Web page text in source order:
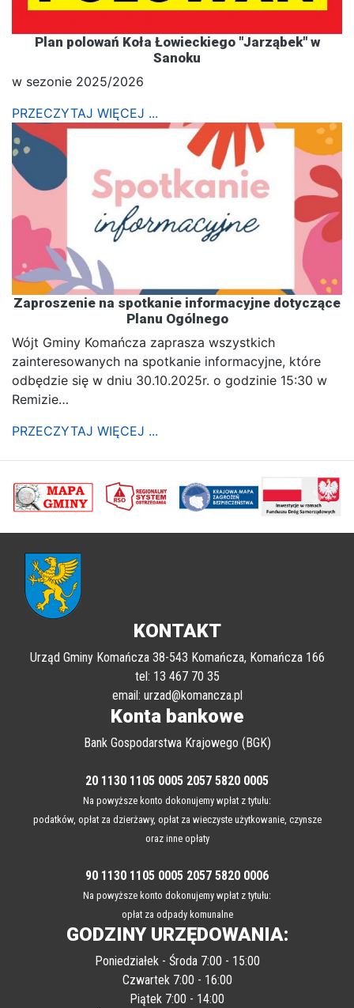
Plan polowań Koła Łowieckiego "Jarząbek" w
Sanoku
w sezonie 2025/2026
PRZECZYTAJ WIĘCEJ ...
Zaproszenie na spotkanie informacyjne dotyczące
Planu Ogólnego
Wójt Gminy Komańcza zaprasza wszystkich
zainteresowanych na spotkanie informacyjne, które
odbędzie się w dniu 30.10.2025r. o godzinie 15:30 w
Remizie…
PRZECZYTAJ WIĘCEJ ...
poprzednii
KONTAKT
Urząd Gminy Komańcza 38-543 Komańcza, Komańcza 166
tel: 13 467 70 35
email: urzad@komancza.pl
Konta bankowe
Bank Gospodarstwa Krajowego (BGK)
20 1130 1105 0005 2057 5820 0005
Na powyższe konto dokonujemy wpłat z tytułu:
podatków, opłat za dzierżawy, opłat za wieczyste użytkowanie, czynsze
oraz inne opłaty
90 1130 1105 0005 2057 5820 0006
Na powyższe konto dokonujemy wpłat z tytułu:
opłat za odpady komunalne
GODZINY URZĘDOWANIA:
Poniedziałek - Środa 7:00 - 15:00
Czwartek 7:00 - 16:00
Piątek 7:00 - 14:00